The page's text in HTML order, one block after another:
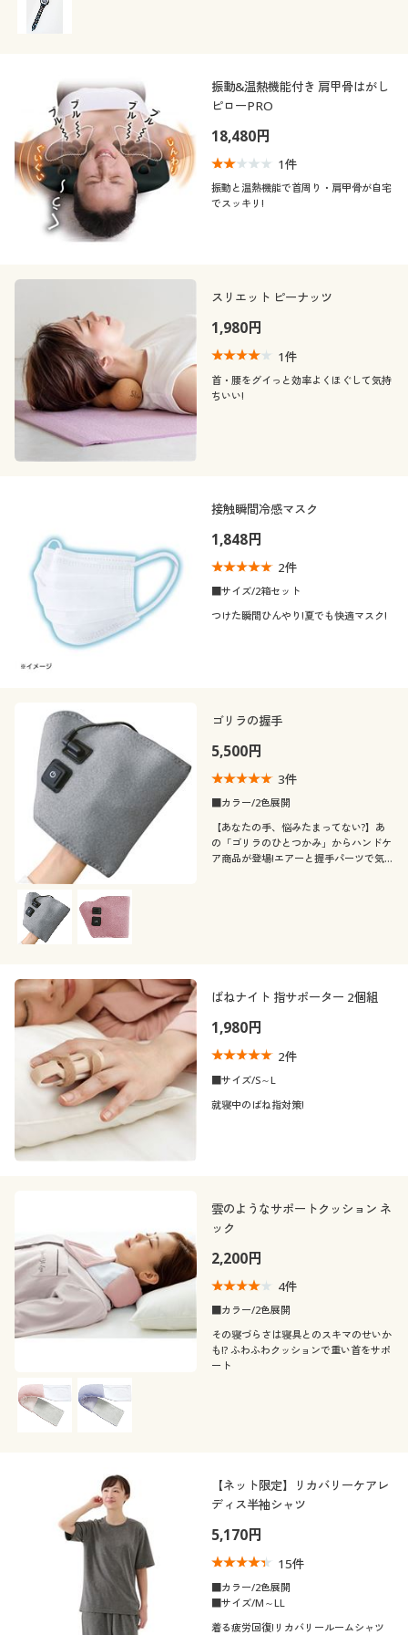
振動&温熱機能付き 肩甲骨はがし
ピローPRO
18,480円
1件
振動と温熱機能で首周り・肩甲骨が自宅
でスッキリ!
スリエット ピーナッツ
1,980円
1件
首・腰をグイっと効率よくほぐして気持
ちいい!
接触瞬間冷感マスク
1,848円
2件
■サイズ/2箱セット
つけた瞬間ひんやり!夏でも快適マスク!
ゴリラの握手
5,500円
3件
■カラー/2色展開
【あなたの手、悩みたまってない?】あ
の「ゴリラのひとつかみ」からハンドケ
ア商品が登場!エアーと握手パーツで気
ばねナイト 指サポーター 2個組
1,980円
2件
■サイズ/S～L
就寝中のばね指対策!
雲のようなサポートクッション ネ
ック
2,200円
4件
■カラー/2色展開
その寝づらさは寝具とのスキマのせいか
も!? ふわふわクッションで重い首をサポ
ート
【ネット限定】リカバリーケアレ
ディス半袖シャツ
5,170円
15件
■カラー/2色展開
■サイズ/M～LL
着る疲労回復!リカバリールームシャツ